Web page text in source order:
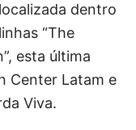
dentro
“The
esta última
Center Latam e
Viva.